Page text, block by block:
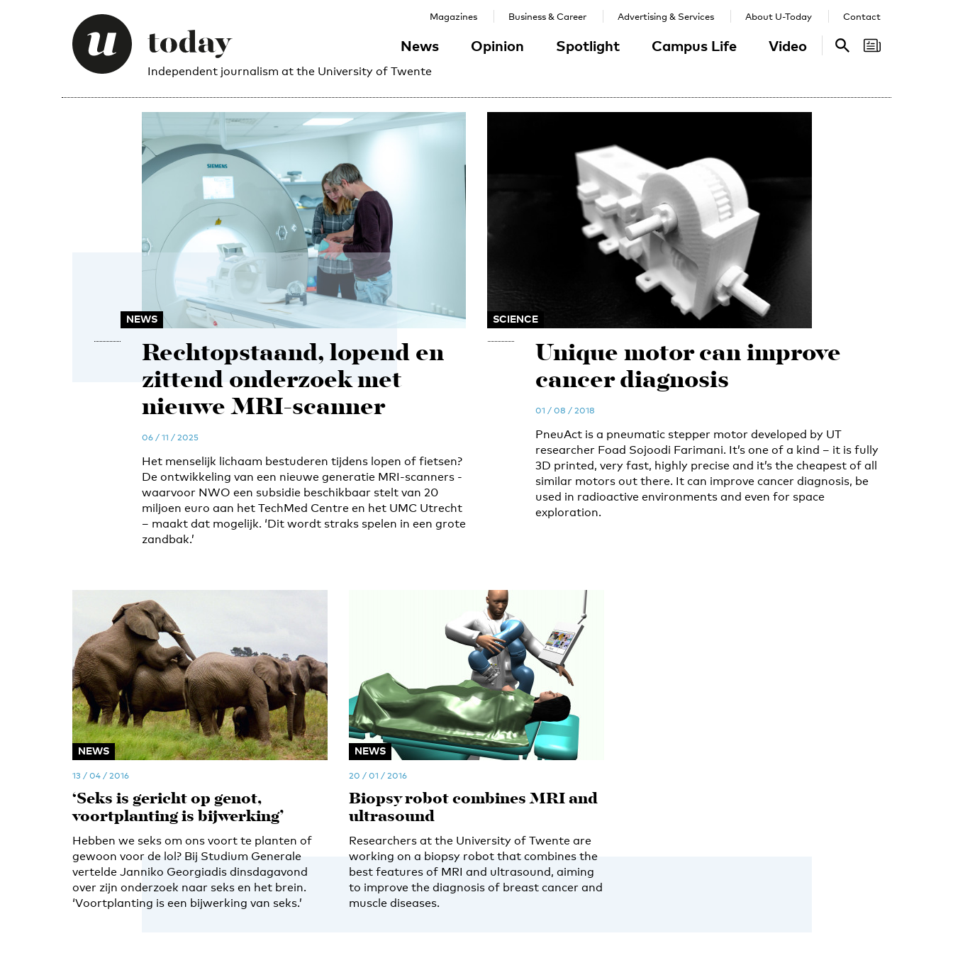
Independent journalism at the University of Twente
News Opinion Spotlight Campus Life Video
Magazines Business & Career Advertising & Services About U-Today Contact
Search
NEWS
Rechtopstaand, lopend en
zittend onderzoek met
nieuwe MRI-scanner
06 / 11 / 2025
Het menselijk lichaam bestuderen tijdens lopen of fietsen?
De ontwikkeling van een nieuwe generatie MRI-scanners -
waarvoor NWO een subsidie beschikbaar stelt van 20
miljoen euro aan het TechMed Centre en het UMC Utrecht
– maakt dat mogelijk. ‘Dit wordt straks spelen in een grote
zandbak.’
SCIENCE
Unique motor can improve
cancer diagnosis
01 / 08 / 2018
PneuAct is a pneumatic stepper motor developed by UT
researcher Foad Sojoodi Farimani. It’s one of a kind – it is fully
3D printed, very fast, highly precise and it’s the cheapest of all
similar motors out there. It can improve cancer diagnosis, be
used in radioactive environments and even for space
exploration.
NEWS
13 / 04 / 2016
‘Seks is gericht op genot,
voortplanting is bijwerking’
Hebben we seks om ons voort te planten of
gewoon voor de lol? Bij Studium Generale
vertelde Janniko Georgiadis dinsdagavond
over zijn onderzoek naar seks en het brein.
‘Voortplanting is een bijwerking van seks.’
NEWS
20 / 01 / 2016
Biopsy robot combines MRI and
ultrasound
Researchers at the University of Twente are
working on a biopsy robot that combines the
best features of MRI and ultrasound, aiming
to improve the diagnosis of breast cancer and
muscle diseases.